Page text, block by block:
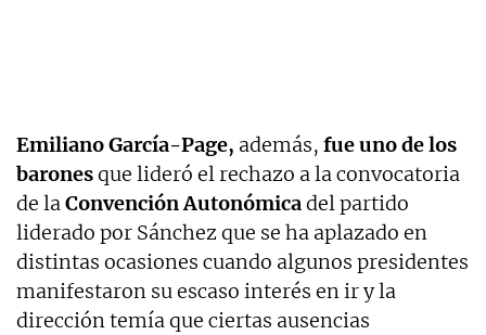
Emiliano García-Page, además, fue uno de los
baronesque lideró el rechazo a la convocatoria
de laConvención Autonómicadel partido
liderado por Sánchez que se ha aplazado en
distintas ocasiones cuando algunos presidentes
manifestaron su escaso interés en ir y la
dirección temía que ciertas ausencias